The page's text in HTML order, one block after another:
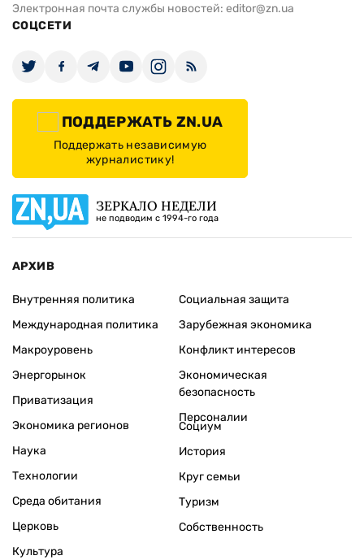
Электронная почта службы новостей: editor@zn.ua
СОЦСЕТИ
ПОДДЕРЖАТЬ ZN.UA
Поддержать независимую
журналистику!
ЗЕРКАЛО НЕДЕЛИ
не подводим с 1994-го года
АРХИВ
Внутренняя политика
Международная политика
Макроуровень
Энергорынок
Приватизация
Экономика регионов
Социальная защита
Зарубежная экономика
Конфликт интересов
Экономическая
безопасность
Персоналии
Наука
Технологии
Среда обитания
Церковь
Культура
Социум
История
Круг семьи
Туризм
Собственность